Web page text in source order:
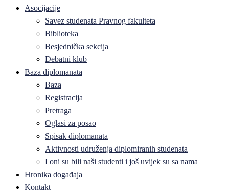
Asocijacije
Savez studenata Pravnog fakulteta
Biblioteka
Besjednička sekcija
Debatni klub
Baza diplomanata
Baza
Registracija
Pretraga
Oglasi za posao
Spisak diplomanata
Aktivnosti udruženja diplomiranih studenata
I oni su bili naši studenti i još uvijek su sa nama
Hronika događaja
Kontakt